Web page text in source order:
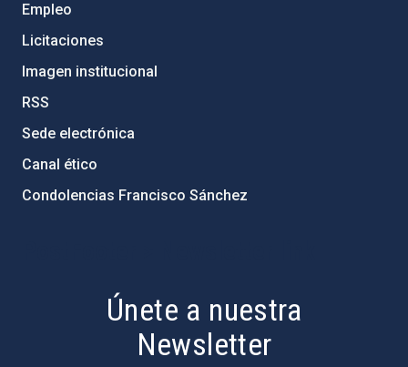
Empleo
Licitaciones
Imagen institucional
RSS
Sede electrónica
Canal ético
Condolencias Francisco Sánchez
Únete a nuestra
Newsletter